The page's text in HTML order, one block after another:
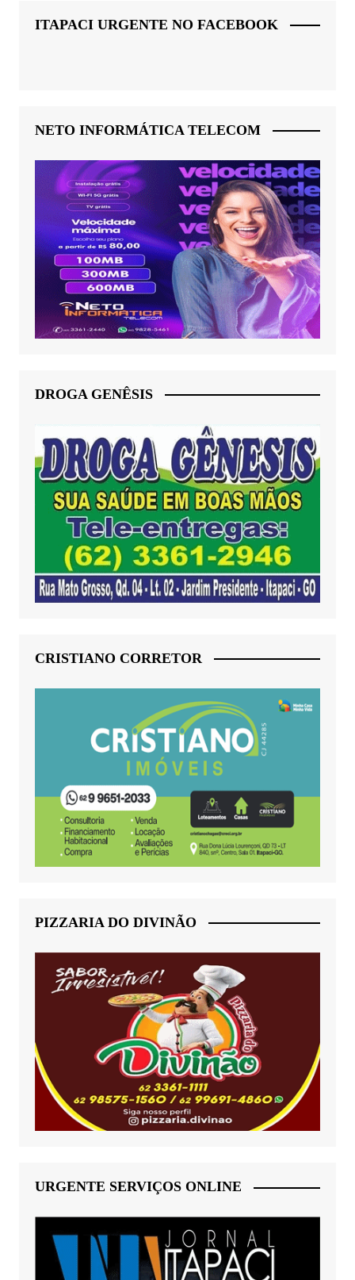
ITAPACI URGENTE NO FACEBOOK
NETO INFORMÁTICA TELECOM
DROGA GENÊSIS
CRISTIANO CORRETOR
PIZZARIA DO DIVINÃO
URGENTE SERVIÇOS ONLINE